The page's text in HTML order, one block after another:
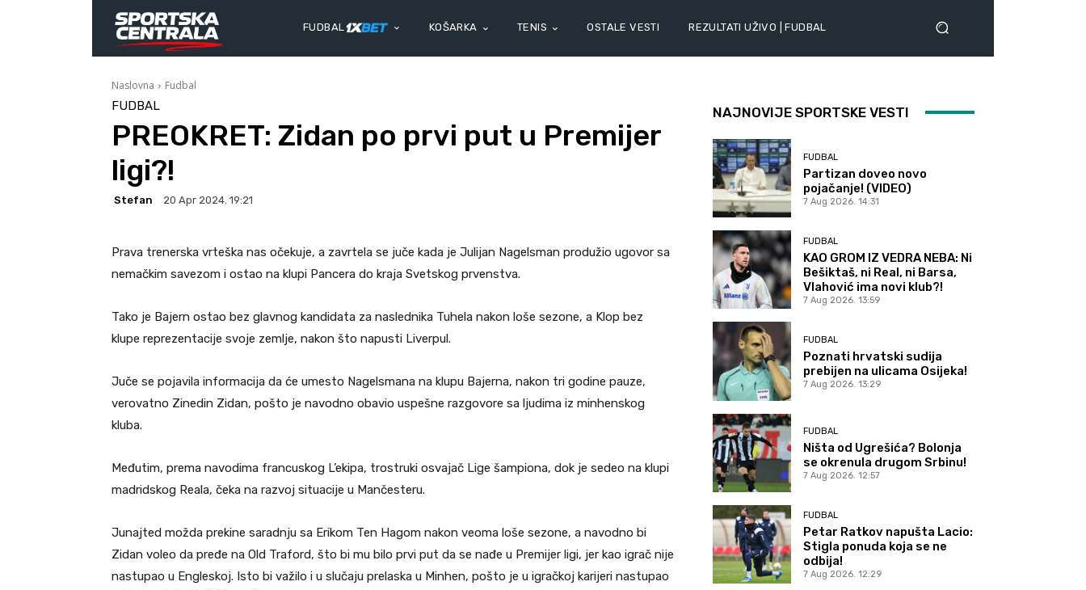
FUDBAL KOŠARKA TENIS OSTALE VESTI REZULTATI UŽIVO | FUDBAL
Naslovna Fudbal
FUDBAL
PREOKRET: Zidan po prvi put u Premijer
ligi?!
Stefan 20 Apr 2024. 19:21
Prava trenerska vrteška nas očekuje, a zavrtela se juče kada je Julijan Nagelsman produžio ugovor sa
nemačkim savezom i ostao na klupi Pancera do kraja Svetskog prvenstva.
Tako je Bajern ostao bez glavnog kandidata za naslednika Tuhela nakon loše sezone, a Klop bez
klupe reprezentacije svoje zemlje, nakon što napusti Liverpul.
Juče se pojavila informacija da će umesto Nagelsmana na klupu Bajerna, nakon tri godine pauze,
verovatno Zinedin Zidan, pošto je navodno obavio uspešne razgovore sa ljudima iz minhenskog
kluba.
Međutim, prema navodima francuskog L’ekipa, trostruki osvajač Lige šampiona, dok je sedeo na klupi
madridskog Reala, čeka na razvoj situacije u Mančesteru.
Junajted možda prekine saradnju sa Erikom Ten Hagom nakon veoma loše sezone, a navodno bi
Zidan voleo da pređe na Old Traford, što bi mu bilo prvi put da se nađe u Premijer ligi, jer kao igrač nije
nastupao u Engleskoj. Isto bi važilo i u slučaju prelaska u Minhen, pošto je u igračkoj karijeri nastupao
NAJNOVIJE SPORTSKE VESTI
FUDBAL
Partizan doveo novo
pojačanje! (VIDEO)
7 Aug 2026. 14:31
FUDBAL
KAO GROM IZ VEDRA NEBA: Ni
Bešiktaš, ni Real, ni Barsa,
Vlahović ima novi klub?!
7 Aug 2026. 13:59
FUDBAL
Poznati hrvatski sudija
prebijen na ulicama Osijeka!
7 Aug 2026. 13:29
FUDBAL
Ništa od Ugrešića? Bolonja
se okrenula drugom Srbinu!
7 Aug 2026. 12:57
FUDBAL
Petar Ratkov napušta Lacio:
Stigla ponuda koja se ne
odbija!
7 Aug 2026. 12:29